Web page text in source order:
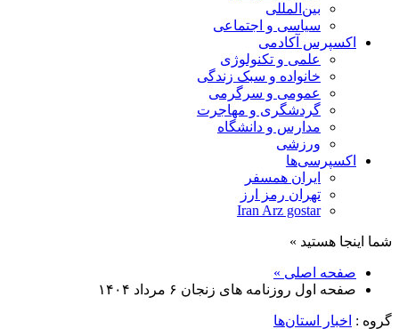
بین‌المللی
سیاسی و اجتماعی
اکسپرس آکادمی
علمی و تکنولوژی
خانواده و سبک زندگی
عمومی و سرگرمی
گردشگری و مهاجرت
مدارس و دانشگاه
ورزشی
اکسپرسی‌ها
ایران همسفر
تهران رمز ارز
Iran Arz gostar
شما اینجا هستید »
صفحه اصلی »
صفحه اول روزنامه های زنجان ۶ مرداد ۱۴۰۴
گروه : اخبار استان‌ها